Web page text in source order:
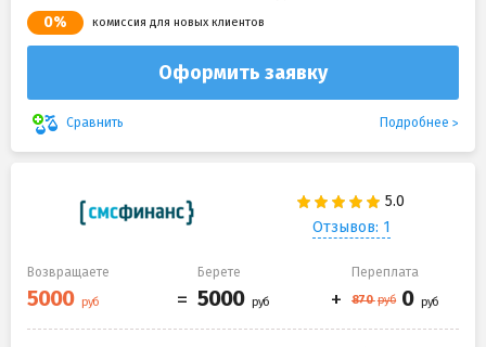
0% комиссия для новых клиентов
Оформить заявку
Сравнить Подробнее
Отзывов: 1
Возвращаете Берете Переплата